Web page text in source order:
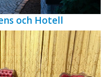
och Hotell